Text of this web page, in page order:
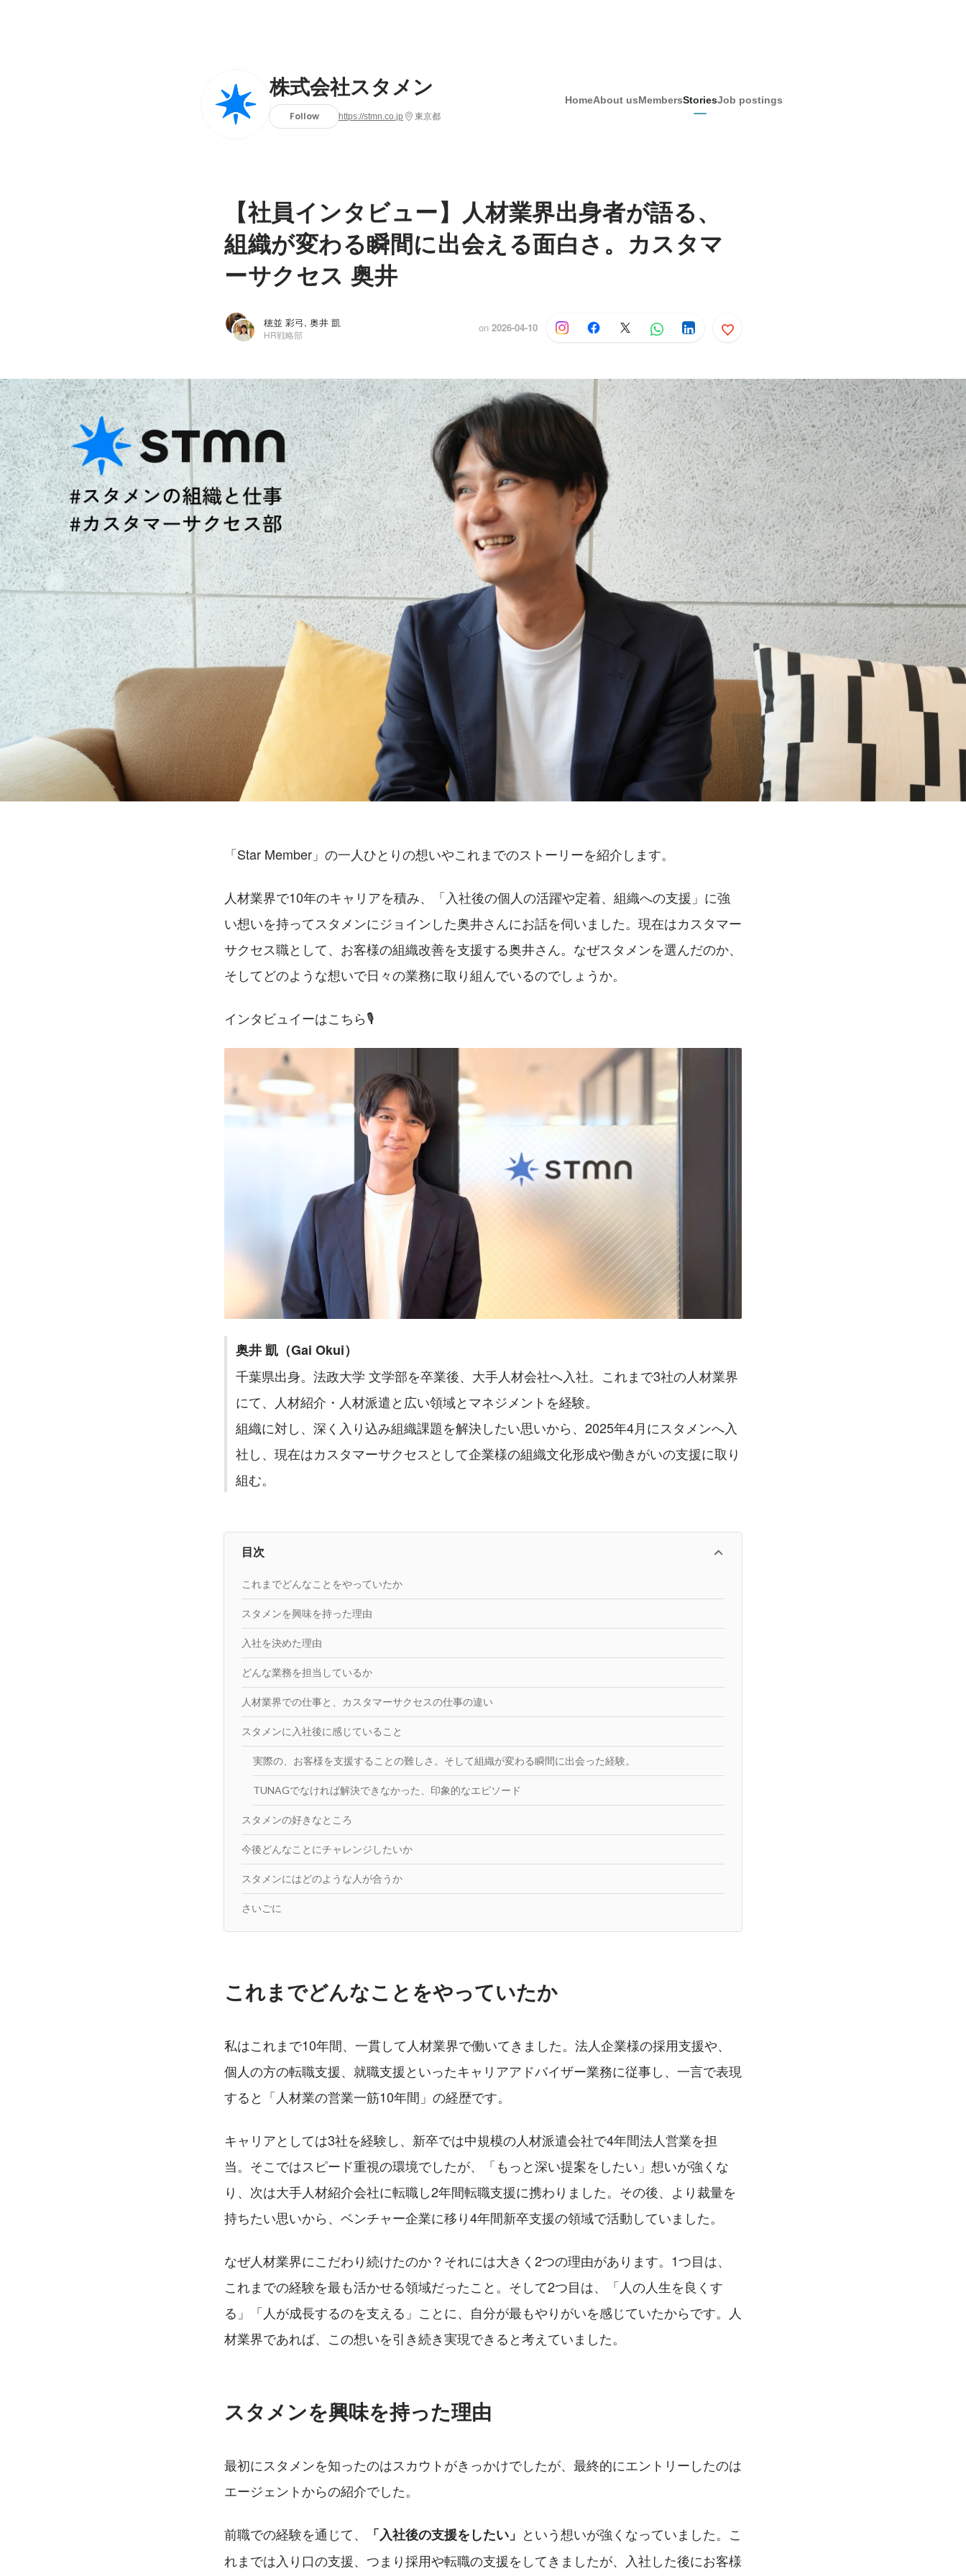
株式会社スタメン
Follow https://stmn.co.jp 東京都
HomeAbout usMembersStoriesJob postings
【社員インタビュー】人材業界出身者が語る、
組織が変わる瞬間に出会える面白さ。カスタマ
ーサクセス 奥井
穂並 彩弓, 奥井 凱
HR戦略部
on 2026-04-10
「Star Member」の一人ひとりの想いやこれまでのストーリーを紹介します。
人材業界で10年のキャリアを積み、「入社後の個人の活躍や定着、組織への支援」に強
い想いを持ってスタメンにジョインした奥井さんにお話を伺いました。現在はカスタマー
サクセス職として、お客様の組織改善を支援する奥井さん。なぜスタメンを選んだのか、
そしてどのような想いで日々の業務に取り組んでいるのでしょうか。
インタビュイーはこちら🎙️
奥井 凱（Gai Okui）
千葉県出身。法政大学 文学部を卒業後、大手人材会社へ入社。これまで3社の人材業界
にて、人材紹介・人材派遣と広い領域とマネジメントを経験。
組織に対し、深く入り込み組織課題を解決したい思いから、2025年4月にスタメンへ入
社し、現在はカスタマーサクセスとして企業様の組織文化形成や働きがいの支援に取り
組む。
目次
これまでどんなことをやっていたか
スタメンを興味を持った理由
入社を決めた理由
どんな業務を担当しているか
人材業界での仕事と、カスタマーサクセスの仕事の違い
スタメンに入社後に感じていること
実際の、お客様を支援することの難しさ。そして組織が変わる瞬間に出会った経験。
TUNAGでなければ解決できなかった、印象的なエピソード
スタメンの好きなところ
今後どんなことにチャレンジしたいか
スタメンにはどのような人が合うか
さいごに
これまでどんなことをやっていたか
私はこれまで10年間、一貫して人材業界で働いてきました。法人企業様の採用支援や、
個人の方の転職支援、就職支援といったキャリアアドバイザー業務に従事し、一言で表現
すると「人材業の営業一筋10年間」の経歴です。
キャリアとしては3社を経験し、新卒では中規模の人材派遣会社で4年間法人営業を担
当。そこではスピード重視の環境でしたが、「もっと深い提案をしたい」想いが強くな
り、次は大手人材紹介会社に転職し2年間転職支援に携わりました。その後、より裁量を
持ちたい思いから、ベンチャー企業に移り4年間新卒支援の領域で活動していました。
なぜ人材業界にこだわり続けたのか？それには大きく2つの理由があります。1つ目は、
これまでの経験を最も活かせる領域だったこと。そして2つ目は、「人の人生を良くす
る」「人が成長するのを支える」ことに、自分が最もやりがいを感じていたからです。人
材業界であれば、この想いを引き続き実現できると考えていました。
スタメンを興味を持った理由
最初にスタメンを知ったのはスカウトがきっかけでしたが、最終的にエントリーしたのは
エージェントからの紹介でした。
前職での経験を通じて、 「入社後の支援をしたい」 という想いが強くなっていました。こ
れまでは入り口の支援、つまり採用や転職の支援をしてきましたが、入社した後にお客様
穂並 彩弓